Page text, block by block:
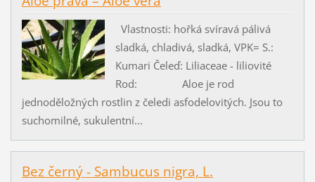
Vlastnosti: hořká svíravá pálivá
sladká, chladivá, sladká, VPK= S.:
Kumari Čeleď: Liliaceae - liliovité
Rod: Aloe je rod
jednoděložných rostlin z čeledi asfodelovitých. Jsou to
suchomilné, sukulentní...
Bez černý - Sambucus nigra, L.